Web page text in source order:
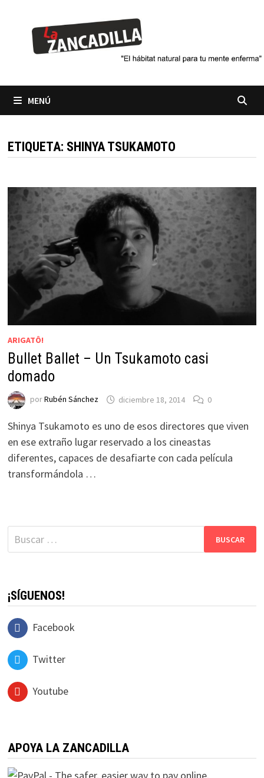
contenido
MENÚ
ETIQUETA: SHINYA TSUKAMOTO
ARIGATÔ!
Bullet Ballet – Un Tsukamoto casi
domado
porRubén Sánchez diciembre 18, 2014 0
Shinya Tsukamoto es uno de esos directores que viven
en ese extraño lugar reservado a los cineastas
diferentes, capaces de desafiarte con cada película
transformándola …
Buscar:
¡SÍGUENOS!
Facebook
Twitter
Youtube
APOYA LA ZANCADILLA